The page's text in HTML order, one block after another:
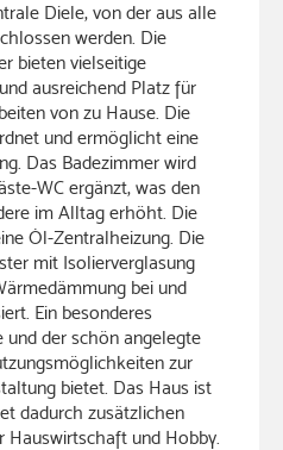
Diele, von der aus alle
werden. Die
bieten vielseitige
ausreichend Platz für
von zu Hause. Die
und ermöglicht eine
Das Badezimmer wird
WC ergänzt, was den
im Alltag erhöht. Die
Öl-Zentralheizung. Die
mit Isolierverglasung
bei und
Ein besonderes
und der schön angelegte
zur
bietet. Das Haus ist
dadurch zusätzlichen
Hauswirtschaft und Hobby.